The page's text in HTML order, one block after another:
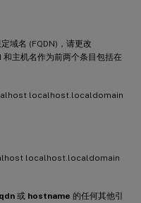
域名 (FQDN)，请更改
主机名作为前两个条目包括在
localhost.localdomain
localhost.localdomain
或 hostname 的任何其他引